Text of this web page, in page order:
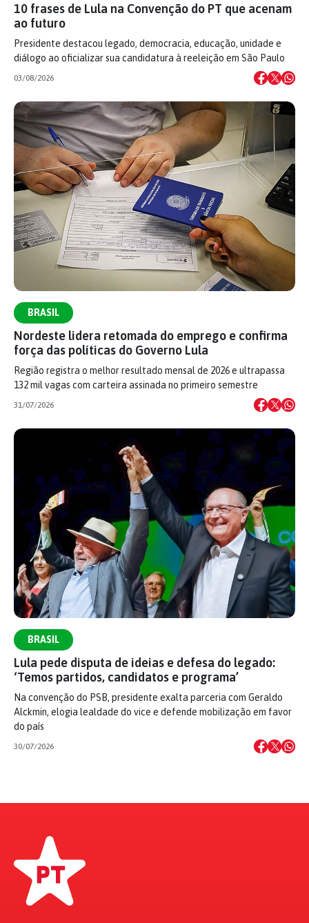
10 frases de Lula na Convenção do PT que acenam
ao futuro
Presidente destacou legado, democracia, educação, unidade e
diálogo ao oficializar sua candidatura à reeleição em São Paulo
03/08/2026
BRASIL
Nordeste lidera retomada do emprego e confirma
força das políticas do Governo Lula
Região registra o melhor resultado mensal de 2026 e ultrapassa
132 mil vagas com carteira assinada no primeiro semestre
31/07/2026
BRASIL
Lula pede disputa de ideias e defesa do legado:
‘Temos partidos, candidatos e programa’
Na convenção do PSB, presidente exalta parceria com Geraldo
Alckmin, elogia lealdade do vice e defende mobilização em favor
do país
30/07/2026